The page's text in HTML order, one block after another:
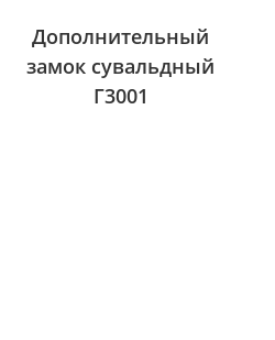
Дополнительный
замок сувальдный
Г3001